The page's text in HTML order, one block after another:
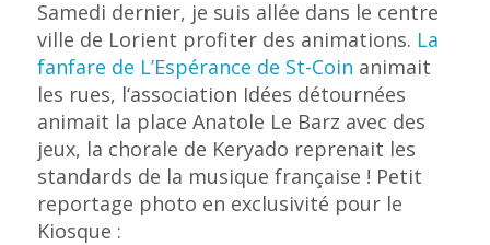
Samedi dernier, je suis allée dans le centre
ville de Lorient profiter des animations. La
fanfare de L’Espérance de St-Coin animait
les rues, l‘association Idées détournées
animait la place Anatole Le Barz avec des
jeux, la chorale de Keryado reprenait les
standards de la musique française ! Petit
reportage photo en exclusivité pour le
Kiosque :